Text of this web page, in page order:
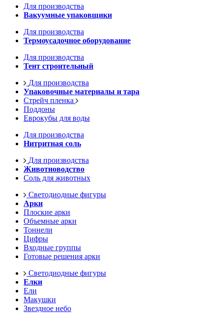
Для производства
Вакуумные упаковщики
Для производства
Термоусадочное оборудование
Для производства
Тент строительный
Для производства
Упаковочные материалы и тара
Стрейч пленка
Поддоны
Еврокубы для воды
Для производства
Нитритная соль
Для производства
Животноводство
Соль для животных
Светодиодные фигуры
Арки
Плоские арки
Объемные арки
Тоннели
Цифры
Входные группы
Готовые решения арки
Светодиодные фигуры
Елки
Ели
Макушки
Звездное небо